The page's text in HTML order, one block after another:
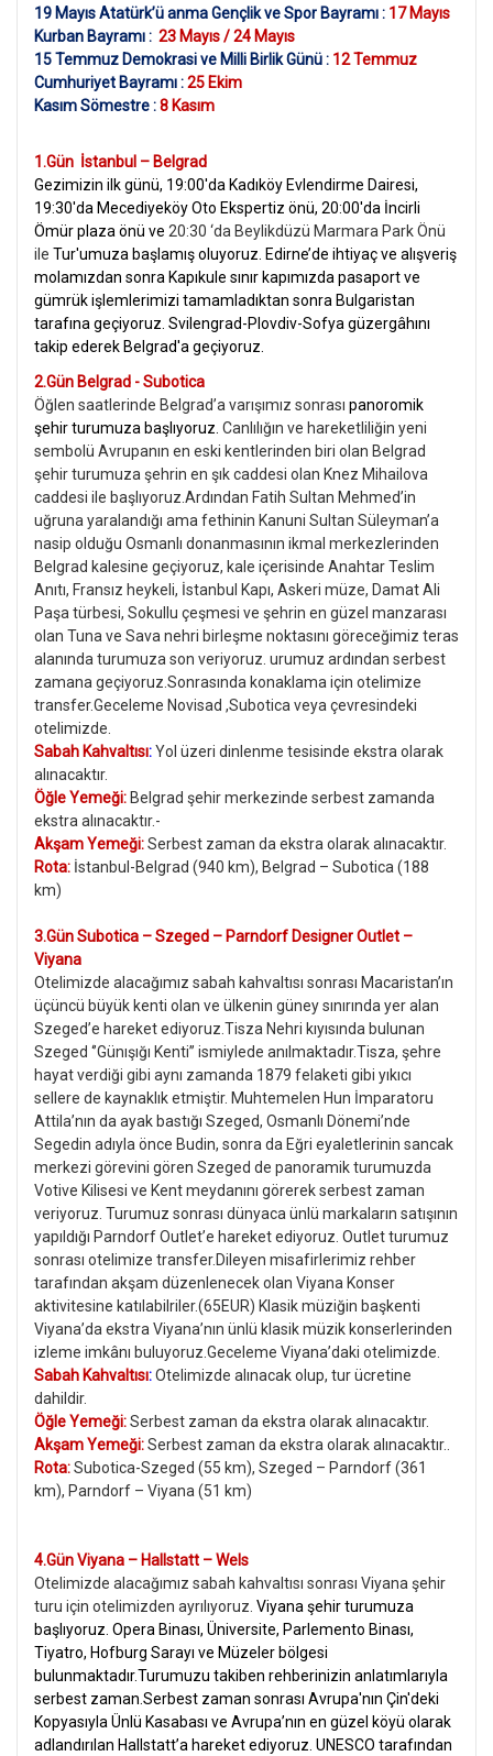
19 Mayıs Atatürk’ü anma Gençlik ve Spor Bayramı : 17 Mayıs
Kurban Bayramı : 23 Mayıs / 24 Mayıs
15 Temmuz Demokrasi ve Milli Birlik Günü : 12 Temmuz
Cumhuriyet Bayramı :25 Ekim
Kasım Sömestre :8 Kasım
1.Gün İstanbul – Belgrad
Gezimizin ilk günü, 19:00'da Kadıköy Evlendirme Dairesi,
19:30'da Mecediyeköy Oto Ekspertiz önü, 20:00'da İncirli
Ömür plaza önü ve 20:30 ‘da Beylikdüzü Marmara Park Önü
ile Tur'umuza başlamış oluyoruz. Edirne’de ihtiyaç ve alışveriş
molamızdan sonra Kapıkule sınır kapımızda pasaport ve
gümrük işlemlerimizi tamamladıktan sonra Bulgaristan
tarafına geçiyoruz. Svilengrad-Plovdiv-Sofya güzergâhını
takip ederek Belgrad'a geçiyoruz.
2.Gün Belgrad - Subotica
Öğlen saatlerinde Belgrad’a varışımız sonrası panoromik
şehir turumuza başlıyoruz. Canlılığın ve hareketliliğin yeni
sembolü Avrupanın en eski kentlerinden biri olan Belgrad
şehir turumuza şehrin en şık caddesi olan Knez Mihailova
caddesi ile başlıyoruz.Ardından Fatih Sultan Mehmed’in
uğruna yaralandığı ama fethinin Kanuni Sultan Süleyman’a
nasip olduğu Osmanlı donanmasının ikmal merkezlerinden
Belgrad kalesine geçiyoruz, kale içerisinde Anahtar Teslim
Anıtı, Fransız heykeli, İstanbul Kapı, Askeri müze, Damat Ali
Paşa türbesi, Sokullu çeşmesi ve şehrin en güzel manzarası
olan Tuna ve Sava nehri birleşme noktasını göreceğimiz teras
alanında turumuza son veriyoruz. urumuz ardından serbest
zamana geçiyoruz.Sonrasında konaklama için otelimize
transfer.Geceleme Novisad ,Subotica veya çevresindeki
otelimizde.
Sabah Kahvaltısı:Yol üzeri dinlenme tesisinde ekstra olarak
alınacaktır.
Öğle Yemeği: Belgrad şehir merkezinde serbest zamanda
ekstra alınacaktır.-
Akşam Yemeği:Serbest zaman da ekstra olarak alınacaktır.
Rota: İstanbul-Belgrad (940 km), Belgrad – Subotica (188
km)
3.Gün Subotica – Szeged – Parndorf Designer Outlet –
Viyana
Otelimizde alacağımız sabah kahvaltısı sonrası Macaristan’ın
üçüncü büyük kenti olan ve ülkenin güney sınırında yer alan
Szeged’e hareket ediyoruz.Tisza Nehri kıyısında bulunan
Szeged ‘’Günışığı Kenti’’ ismiylede anılmaktadır.Tisza, şehre
hayat verdiği gibi aynı zamanda 1879 felaketi gibi yıkıcı
sellere de kaynaklık etmiştir. Muhtemelen Hun İmparatoru
Attila’nın da ayak bastığı Szeged, Osmanlı Dönemi’nde
Segedin adıyla önce Budin, sonra da Eğri eyaletlerinin sancak
merkezi görevini gören Szeged de panoramik turumuzda
Votive Kilisesi ve Kent meydanını görerek serbest zaman
veriyoruz. Turumuz sonrası dünyaca ünlü markaların satışının
yapıldığı Parndorf Outlet’e hareket ediyoruz. Outlet turumuz
sonrası otelimize transfer.Dileyen misafirlerimiz rehber
tarafından akşam düzenlenecek olan Viyana Konser
aktivitesine katılabilriler.(65EUR) Klasik müziğin başkenti
Viyana’da ekstra Viyana’nın ünlü klasik müzik konserlerinden
izleme imkânı buluyoruz.Geceleme Viyana’daki otelimizde.
Sabah Kahvaltısı:Otelimizde alınacak olup, tur ücretine
dahildir.
Öğle Yemeği:Serbest zaman da ekstra olarak alınacaktır.
Akşam Yemeği:Serbest zaman da ekstra olarak alınacaktır..
Rota:Subotica-Szeged (55 km), Szeged – Parndorf (361
km), Parndorf – Viyana (51 km)
4.Gün Viyana – Hallstatt – Wels
Otelimizde alacağımız sabah kahvaltısı sonrası Viyana şehir
turu için otelimizden ayrılıyoruz. Viyana şehir turumuza
başlıyoruz. Opera Binası, Üniversite, Parlemento Binası,
Tiyatro, Hofburg Sarayı ve Müzeler bölgesi
bulunmaktadır.Turumuzu takiben rehberinizin anlatımlarıyla
serbest zaman.Serbest zaman sonrası Avrupa'nın Çin'deki
Kopyasıyla Ünlü Kasabası ve Avrupa’nın en güzel köyü olarak
adlandırılan Hallstatt’a hareket ediyoruz. UNESCO tarafından